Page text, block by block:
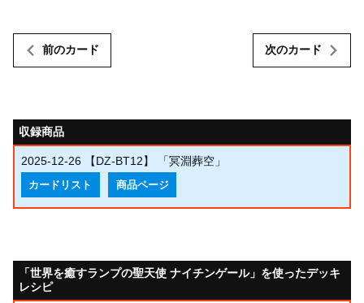
前のカード 次のカード
収録商品
2025-12-26 【DZ-BT12】 「冥淵葬空」
カードリスト 商品ページ
「世界を癒すランプの聖天使 ナイチンゲール」を使ったデッキ
レシピ